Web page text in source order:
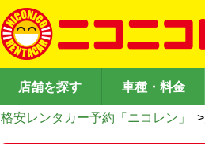
店舗を探す 車種・料金
格安レンタカー予約「ニコレン」 >